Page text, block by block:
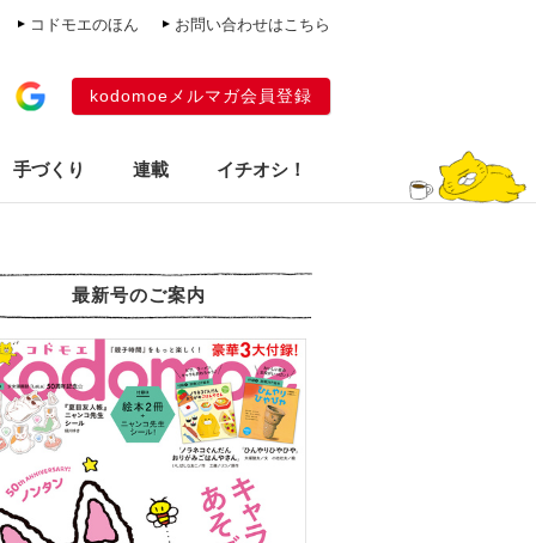
コドモエのほん お問い合わせはこちら
kodomoeメルマガ会員登録
手づくり 連載 イチオシ！
最新号のご案内